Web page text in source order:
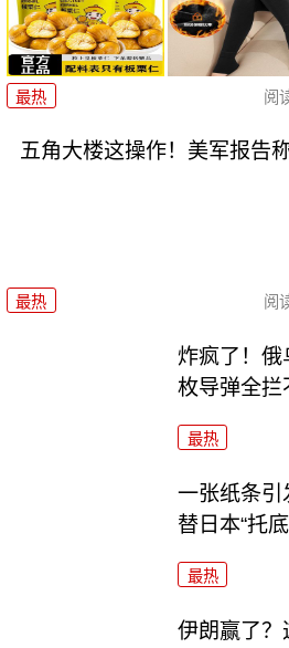
最热 阅
五角大楼这操作！美军报告
最热 阅
炸疯了！俄
枚导弹全拦
最热
一张纸条引
替日本“托底
最热
伊朗赢了？